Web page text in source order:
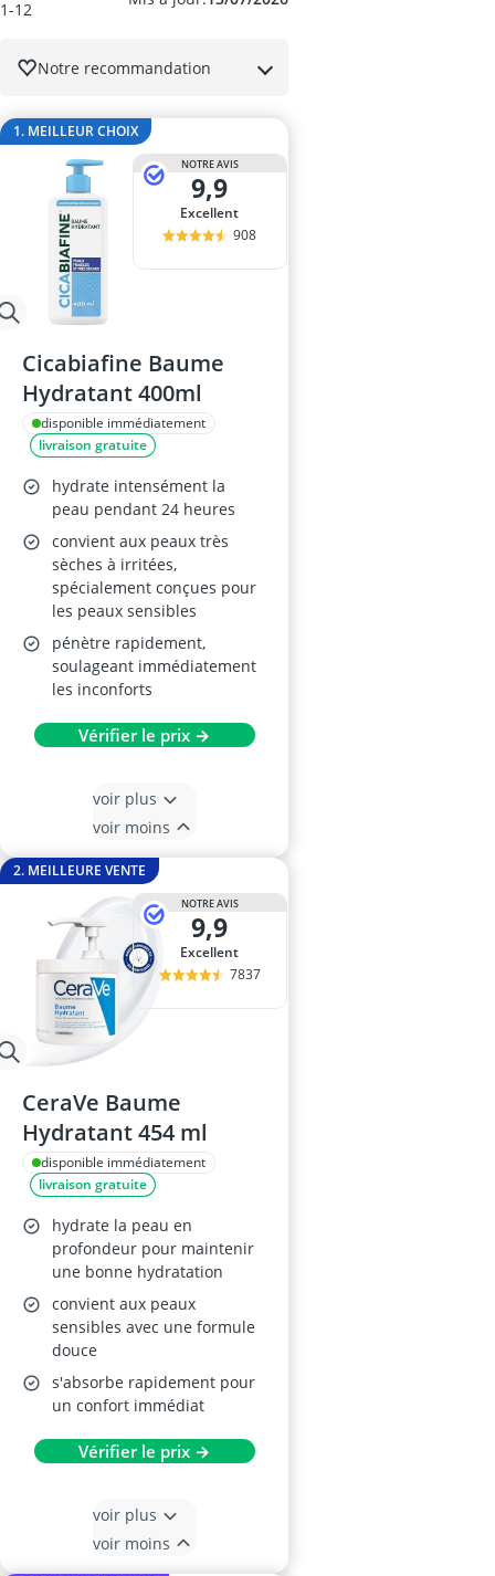
1-12
Notre recommandation
1. MEILLEUR CHOIX
NOTRE AVIS
9,9
Excellent
908
Cicabiafine Baume
Hydratant 400ml
disponible immédiatement
livraison gratuite
hydrate intensément la
peau pendant 24 heures
convient aux peaux très
sèches à irritées,
spécialement conçues pour
les peaux sensibles
pénètre rapidement,
soulageant immédiatement
les inconforts
Vérifier le prix →
voir plus
voir moins
2. MEILLEURE VENTE
NOTRE AVIS
9,9
Excellent
7837
CeraVe Baume
Hydratant 454 ml
disponible immédiatement
livraison gratuite
hydrate la peau en
profondeur pour maintenir
une bonne hydratation
convient aux peaux
sensibles avec une formule
douce
s'absorbe rapidement pour
un confort immédiat
Vérifier le prix →
voir plus
voir moins